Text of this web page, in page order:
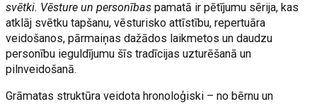
svētki. Vēsture un personības pamatā ir pētījumu sērija, kas
atklāj svētku tapšanu, vēsturisko attīstību, repertuāra
veidošanos, pārmaiņas dažādos laikmetos un daudzu
personību ieguldījumu šīs tradīcijas uzturēšanā un
pilnveidošanā.
Grāmatas struktūra veidota hronoloģiski – no bērnu un